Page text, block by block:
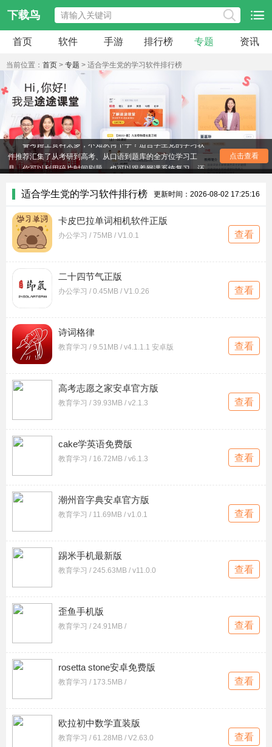
下载鸟
首页 软件 手游 排行榜 专题 资讯
当前位置： 首页 > 专题 > 适合学生党的学习软件排行榜
备考路上资料太多，不知从何下手？适合学生党的学习软
件推荐汇集了从考研到高考、从口语到题库的全方位学习工
具。你可以利用碎片时间刷题，也可以跟着网课系统复习，还
点，没有花哨的社交功能干扰，帮你把每一分钟都用在提分
上。
点击查看
适合学生党的学习软件排行榜 更新时间：2026-08-02 17:25:16
卡皮巴拉单词相机软件正版
办公学习 / 75MB / V1.0.1 查看
二十四节气正版
办公学习 / 0.45MB / V1.0.26 查看
诗词格律
教育学习 / 9.51MB / v4.1.1.1 安卓版 查看
高考志愿之家安卓官方版
教育学习 / 39.93MB / v2.1.3 查看
cake学英语免费版
教育学习 / 16.72MB / v6.1.3 查看
潮州音字典安卓官方版
教育学习 / 11.69MB / v1.0.1 查看
踢米手机最新版
教育学习 / 245.63MB / v11.0.0 查看
歪鱼手机版
教育学习 / 24.91MB / 查看
rosetta stone安卓免费版
教育学习 / 173.5MB / 查看
欧拉初中数学直装版
教育学习 / 61.28MB / V2.63.0 查看